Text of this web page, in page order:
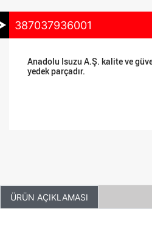
387037936001
Anadolu Isuzu A.Ş. kalite ve
yedek parçadır.
ÜRÜN AÇIKLAMASI